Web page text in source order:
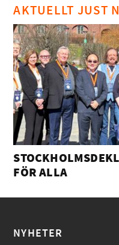
AKTUELLT JUST
FÖR ALLA
NYHETER